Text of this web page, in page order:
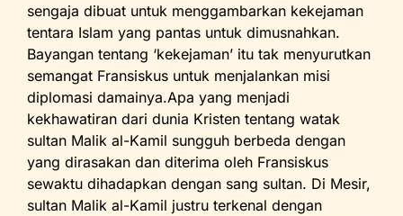
sengaja dibuat untuk menggambarkan kekejaman
tentara Islam yang pantas untuk dimusnahkan.
Bayangan tentang ‘kekejaman’ itu tak menyurutkan
semangat Fransiskus untuk menjalankan misi
diplomasi damainya.Apa yang menjadi
kekhawatiran dari dunia Kristen tentang watak
sultan Malik al-Kamil sungguh berbeda dengan
yang dirasakan dan diterima oleh Fransiskus
sewaktu dihadapkan dengan sang sultan. Di Mesir,
sultan Malik al-Kamil justru terkenal dengan